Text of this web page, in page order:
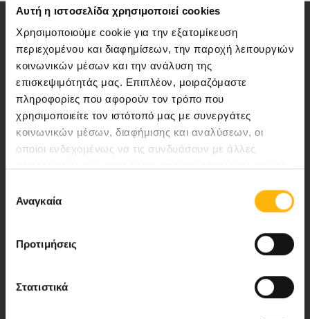
Αυτή η ιστοσελίδα χρησιμοποιεί cookies
Χρησιμοποιούμε cookie για την εξατομίκευση
περιεχομένου και διαφημίσεων, την παροχή λειτουργιών
κοινωνικών μέσων και την ανάλυση της
επισκεψιμότητάς μας. Επιπλέον, μοιραζόμαστε
πληροφορίες που αφορούν τον τρόπο που
χρησιμοποιείτε τον ιστότοπό μας με συνεργάτες
κοινωνικών μέσων, διαφήμισης και αναλύσεων, οι
οποίοι ενδεχομένως να τις συνδυάσουν με άλλες
των υπηρεσιών τους.
συγκατάθεσης
Αναγκαία
Προτιμήσεις
Στατιστικά
Αποστολή μας να παρέχουμε υψηλής
ποιότητας ολοκληρωμένες υπηρεσίες
υγείας.